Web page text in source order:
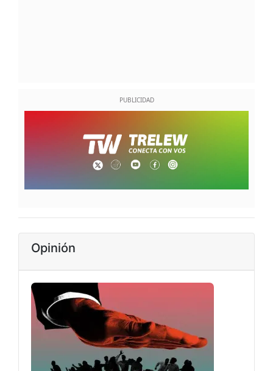
Opinión